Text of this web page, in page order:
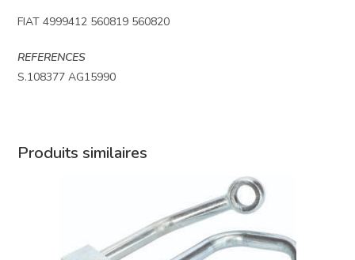
FIAT 4999412 560819 560820
REFERENCES
S.108377 AG15990
Produits similaires